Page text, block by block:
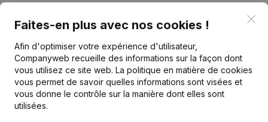
Faites-en plus avec nos cookies !
Afin d'optimiser votre expérience d'utilisateur,
Companyweb recueille des informations sur la façon dont
vous utilisez ce site web. La politique en matière de cookies
vous permet de savoir quelles informations sont visées et
vous donne le contrôle sur la manière dont elles sont
utilisées.
Français
Kantorenpark Everest
Produit
Informations d’entreprise
Monitoring
Recherche internationale